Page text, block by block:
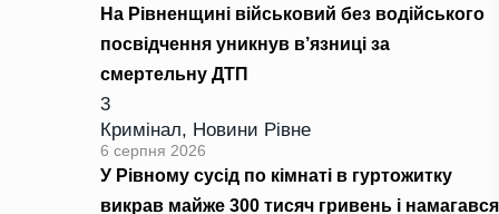
На Рівненщині військовий без водійського
посвідчення уникнув в’язниці за
смертельну ДТП
3
Кримінал, Новини Рівне
6 серпня 2026
У Рівному сусід по кімнаті в гуртожитку
викрав майже 300 тисяч гривень і намагався